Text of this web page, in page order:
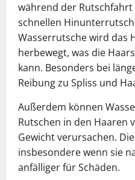
während der Rutschfahrt
schnellen
Wasserrutsche wird das
herbewegt, was die
kann. Besonders bei
Reibung zu Spliss und
Außerdem können
Rutschen in den Haaren
Gewicht verursachen.
insbesondere wenn sie
anfälliger für Schäden.